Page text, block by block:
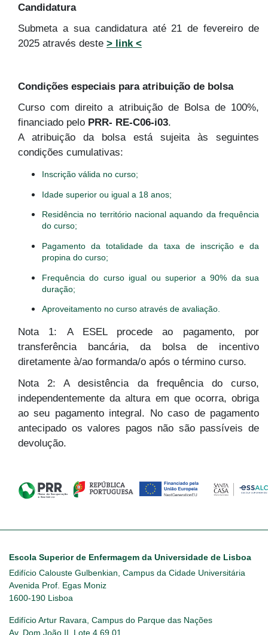
Candidatura
Submeta a sua candidatura até 21 de fevereiro de
2025 através deste > link <
Condições especiais para atribuição de bolsa
Curso com direito a atribuição de Bolsa de 100%,
financiado pelo PRR- RE-C06-i03.
A atribuição da bolsa está sujeita às seguintes
condições cumulativas:
Inscrição válida no curso;
Idade superior ou igual a 18 anos;
Residência no território nacional aquando da frequência
do curso;
Pagamento da totalidade da taxa de inscrição e da
propina do curso;
Frequência do curso igual ou superior a 90% da sua
duração;
Aproveitamento no curso através de avaliação.
Nota 1: A ESEL procede ao pagamento, por
transferência bancária, da bolsa de incentivo
diretamente à/ao formanda/o após o término curso.
Nota 2: A desistência da frequência do curso,
independentemente da altura em que ocorra, obriga
ao seu pagamento integral. No caso de pagamento
antecipado os valores pagos não são passíveis de
devolução.
Escola Superior de Enfermagem da Universidade de Lisboa
Edifício Calouste Gulbenkian, Campus da Cidade Universitária
Avenida Prof. Egas Moniz
1600-190 Lisboa
Edifício Artur Ravara, Campus do Parque das Nações
Av. Dom João II, Lote 4.69.01